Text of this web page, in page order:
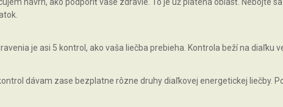
návrh, ako podporiť vaše zdravie. To je už platená oblasť. Nebojte
je asi 5 kontrol, ako vaša liečba prebieha. Kontrola beží na diaľku
dávam zase bezplatne rôzne druhy diaľkovej energetickej liečby.